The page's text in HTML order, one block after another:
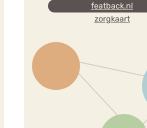
featback.nl
zorgkaart